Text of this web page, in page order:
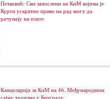
Петковић: Сви запослени на КиМ којима је
Курти ускратио право на рад могу да
рачунају на плате
Канцеларија за КиМ на 46. Међународном
сајму туризма у Београду